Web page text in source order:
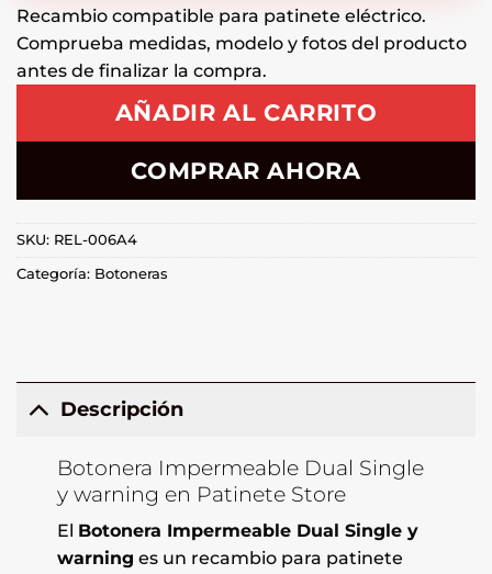
Recambio compatible para patinete eléctrico.
Comprueba medidas, modelo y fotos del producto
antes de finalizar la compra.
AÑADIR AL CARRITO
COMPRAR AHORA
SKU: REL-006A4
Categoría: Botoneras
Descripción
Botonera Impermeable Dual Single
y warning en Patinete Store
El Botonera Impermeable Dual Single y
warning es un recambio para patinete